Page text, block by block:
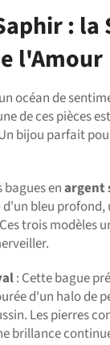
:
l'Amour
océan de
de ces pièces
bijou parfait
bagues enargent
d'un bleu
trois modèles
: Cette bague
d'un halo de
Les pierres
brillance